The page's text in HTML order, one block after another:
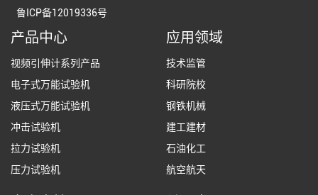
鲁ICP备12019336号
产品中心
视频引伸计系列产品
电子式万能试验机
液压式万能试验机
冲击试验机
拉力试验机
压力试验机
应用领域
技术监管
科研院校
钢铁机械
建工建材
石油化工
航空航天